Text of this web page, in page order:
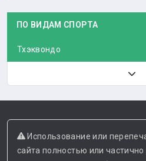
ПО ВИДАМ СПОРТА
Тхэквондо
Использование или
сайта полностью или